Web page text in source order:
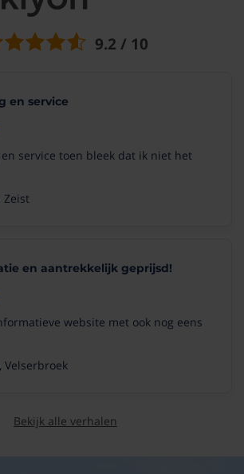
9.2 / 10
en service
service toen bleek dat ik niet het
Zeist
en aantrekkelijk geprijsd!
website met ook nog eens
Velserbroek
Bekijk alle verhalen